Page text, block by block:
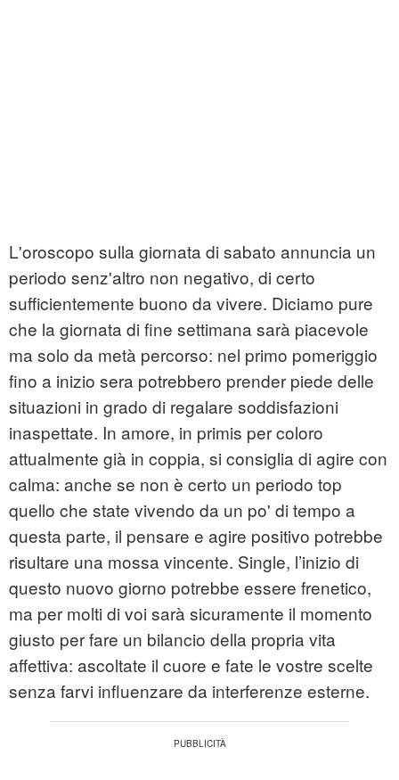
L'oroscopo sulla giornata di sabato annuncia un
periodo senz'altro non negativo, di certo
sufficientemente buono da vivere. Diciamo pure
che la giornata di fine settimana sarà piacevole
ma solo da metà percorso: nel primo pomeriggio
fino a inizio sera potrebbero prender piede delle
situazioni in grado di regalare soddisfazioni
inaspettate. In amore, in primis per coloro
attualmente già in coppia, si consiglia di agire con
calma: anche se non è certo un periodo top
quello che state vivendo da un po' di tempo a
questa parte, il pensare e agire positivo potrebbe
risultare una mossa vincente. Single, l’inizio di
questo nuovo giorno potrebbe essere frenetico,
ma per molti di voi sarà sicuramente il momento
giusto per fare un bilancio della propria vita
affettiva: ascoltate il cuore e fate le vostre scelte
senza farvi influenzare da interferenze esterne.